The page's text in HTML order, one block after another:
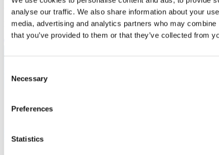
analyse our traffic. We also share information about your
media, advertising and analytics partners who may
that you’ve provided to them or that they’ve collected from
Selection
Necessary
Preferences
Statistics
considerato umile perché taccio davanti alle fake news.
Matteo Renzi
RESTIAMO IN CONTATTO
Regione